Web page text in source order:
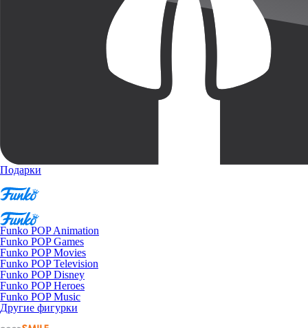
Подарки
Funko POP Animation
Funko POP Games
Funko POP Movies
Funko POP Television
Funko POP Disney
Funko POP Heroes
Funko POP Music
Другие фигурки